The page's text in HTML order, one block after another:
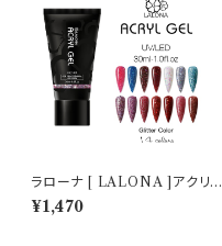
ラローナ [ LALONA ]アクリル
ジェル ( グリッターカラー ) ( 30
ml )ポリジェル/ジェルネイル/ネ
¥1,470